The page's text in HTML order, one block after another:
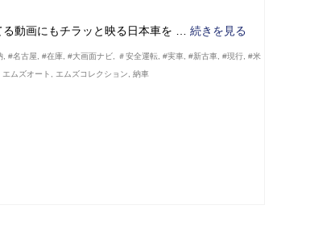
る動画にもチラッと映る日本車を …続きを見る
,#名古屋 ,#在庫 ,#大画面ナビ ＃安全運転 ,#実車 ,#新古車 ,#現行 ,#米
エムズオート エムズコレクション ,納車